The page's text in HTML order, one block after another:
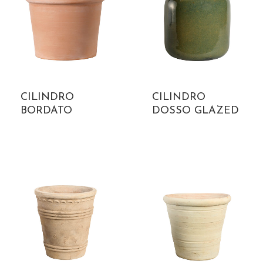
CILINDRO
BORDATO
CILINDRO
DOSSO GLAZED